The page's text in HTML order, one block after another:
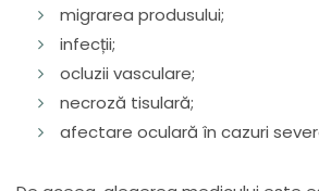
migrarea produsului;
infecții;
ocluzii vasculare;
necroză tisulară;
afectare oculară în cazuri